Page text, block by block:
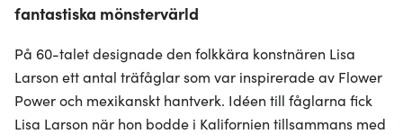
fantastiska mönstervärld
På 60-talet designade den folkkära konstnären Lisa
Larson ett antal träfåglar som var inspirerade av Flower
Power och mexikanskt hantverk. Idéen till fåglarna fick
Lisa Larson när hon bodde i Kalifornien tillsammans med